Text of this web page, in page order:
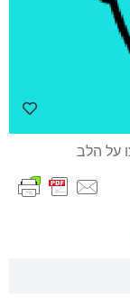
על הלב